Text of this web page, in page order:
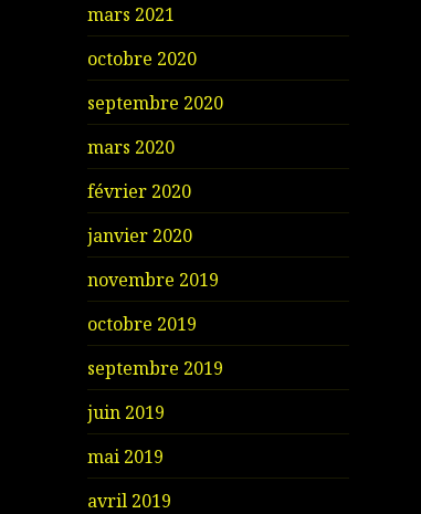
mars 2021
octobre 2020
septembre 2020
mars 2020
février 2020
janvier 2020
novembre 2019
octobre 2019
septembre 2019
juin 2019
mai 2019
avril 2019